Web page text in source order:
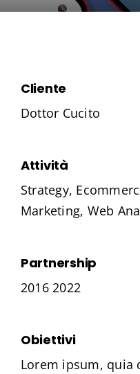
Cliente
Dottor Cucito
Attività
Strategy,
Marketing, Web
Partnership
2016 2022
Obiettivi
Lorem ipsum, quia